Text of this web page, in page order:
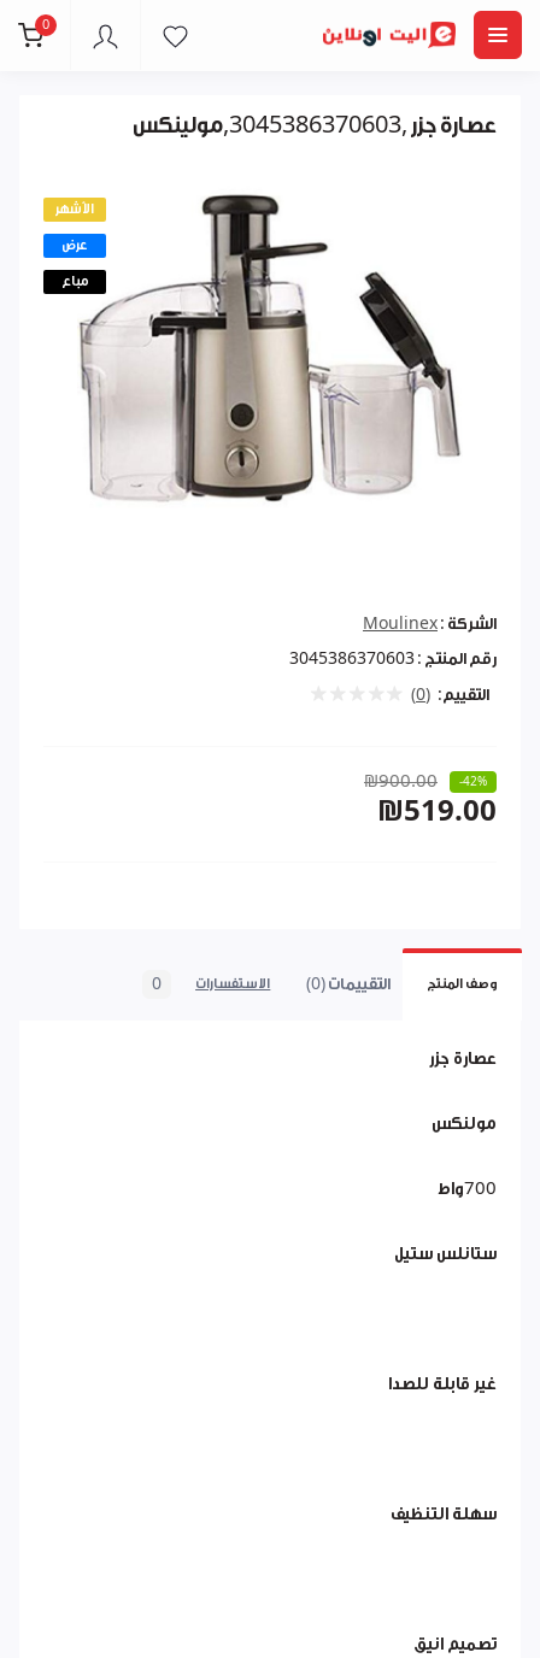
0
عصارة جزر ,3045386370603,مولينكس
الأشهر
عرض
مباع
الشركة : Moulinex
رقم المنتج : 3045386370603
التقييم: (0)
₪900.00 -42%
₪519.00
وصف المنتج التقييمات (0) الاستفسارات 0
عصارة جزر
مولنكس
700واط
ستانلس ستيل
غير قابلة للصدا
سهلة التنظيف
تصميم انيق